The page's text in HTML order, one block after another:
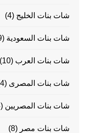
شات بنات الخليج (4)
شات بنات السعودية (9)
شات بنات العرب (10)
شات بنات المصرى (4)
شات بنات المصريين (4)
شات بنات مصر (8)